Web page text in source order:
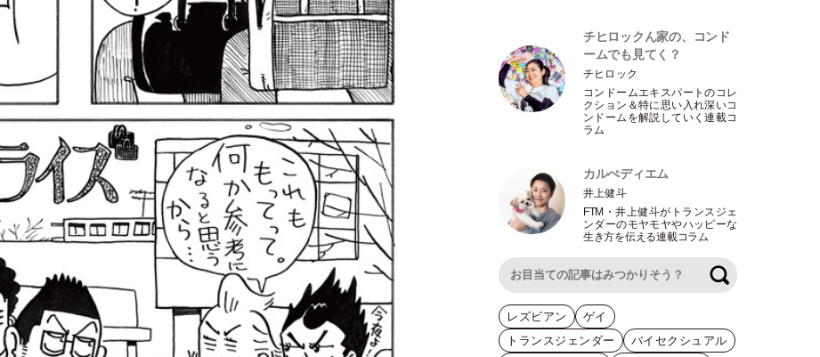
チヒロックん家の、コンド
ームでも見てく？
チヒロック
コンドームエキスパートのコレ
クション＆特に思い入れ深いコ
ンドームを解説していく連載コ
ラム
カルぺディエム
井上健斗
FTM ・井上健斗がトランスジェ
ンダーのモヤモヤやハッピーな
生き方を伝える連載コラム
レズビアン
ゲイ
トランスジェンダー
バイセクシュアル